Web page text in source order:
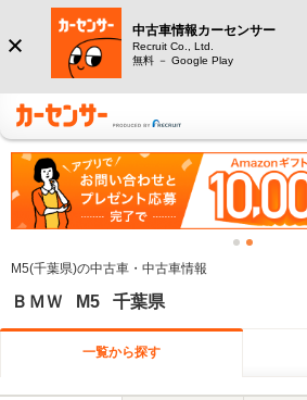
中古車情報カーセンサー
Recruit Co., Ltd.
無料 － Google Play
M5(千葉県)の中古車・中古車情報
ＢＭＷ M5 千葉県
一覧から探す